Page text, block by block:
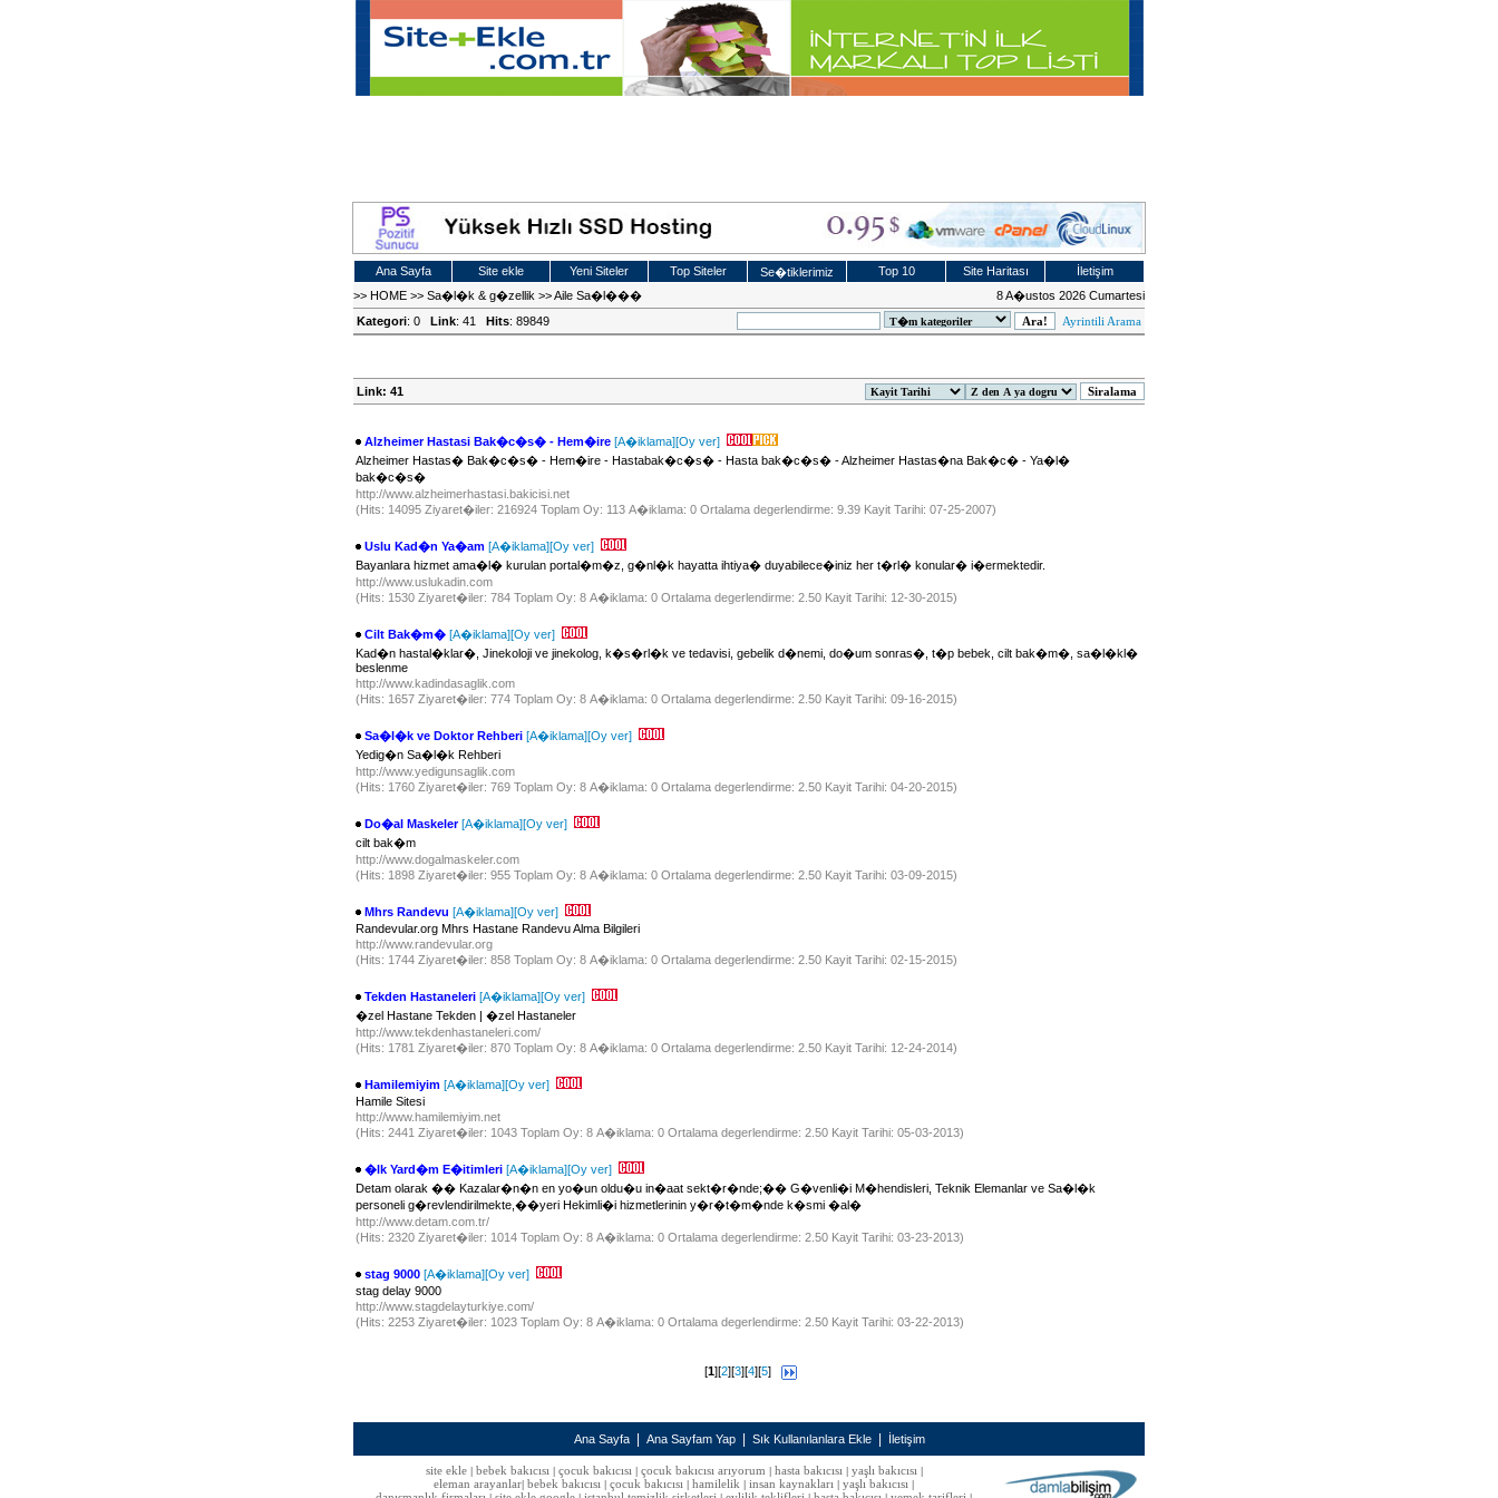
Ana Sayfa Site ekle Yeni Siteler Top Siteler Se�tiklerimiz Top 10 Site Haritası
İletişim
>> HOME >> Sa�l�k & g�zellik >>Aile Sa�l���
8 A�ustos 2026 Cumartesi
Kategori: 0 Link: 41 Hits: 89849 Ayrintili Arama
Link: 41
Alzheimer Hastasi Bak�c�s� - Hem�ire [A�iklama][Oy ver]
Alzheimer Hastas� Bak�c�s� - Hem�ire - Hastabak�c�s� - Hasta bak�c�s� - Alzheimer Hastas�na Bak�c� - Ya�l�
bak�c�s�
http://www.alzheimerhastasi.bakicisi.net
(Hits: 14095 Ziyaret�iler: 216924 Toplam Oy: 113 A�iklama: 0 Ortalama degerlendirme: 9.39 Kayit Tarihi: 07-25-2007)
Uslu Kad�n Ya�am [A�iklama][Oy ver]
Bayanlara hizmet ama�l� kurulan portal�m�z, g�nl�k hayatta ihtiya� duyabilece�iniz her t�rl� konular� i�ermektedir.
http://www.uslukadin.com
(Hits: 1530 Ziyaret�iler: 784 Toplam Oy: 8 A�iklama: 0 Ortalama degerlendirme: 2.50 Kayit Tarihi: 12-30-2015)
Cilt Bak�m� [A�iklama][Oy ver]
Kad�n hastal�klar�, Jinekoloji ve jinekolog, k�s�rl�k ve tedavisi, gebelik d�nemi, do�um sonras�, t�p bebek, cilt bak�m�, sa�l�kl�
beslenme
http://www.kadindasaglik.com
(Hits: 1657 Ziyaret�iler: 774 Toplam Oy: 8 A�iklama: 0 Ortalama degerlendirme: 2.50 Kayit Tarihi: 09-16-2015)
Sa�l�k ve Doktor Rehberi [A�iklama][Oy ver]
Yedig�n Sa�l�k Rehberi
http://www.yedigunsaglik.com
(Hits: 1760 Ziyaret�iler: 769 Toplam Oy: 8 A�iklama: 0 Ortalama degerlendirme: 2.50 Kayit Tarihi: 04-20-2015)
Do�al Maskeler [A�iklama][Oy ver]
cilt bak�m
http://www.dogalmaskeler.com
(Hits: 1898 Ziyaret�iler: 955 Toplam Oy: 8 A�iklama: 0 Ortalama degerlendirme: 2.50 Kayit Tarihi: 03-09-2015)
Mhrs Randevu [A�iklama][Oy ver]
Randevular.org Mhrs Hastane Randevu Alma Bilgileri
http://www.randevular.org
(Hits: 1744 Ziyaret�iler: 858 Toplam Oy: 8 A�iklama: 0 Ortalama degerlendirme: 2.50 Kayit Tarihi: 02-15-2015)
Tekden Hastaneleri [A�iklama][Oy ver]
�zel Hastane Tekden | �zel Hastaneler
http://www.tekdenhastaneleri.com/
(Hits: 1781 Ziyaret�iler: 870 Toplam Oy: 8 A�iklama: 0 Ortalama degerlendirme: 2.50 Kayit Tarihi: 12-24-2014)
Hamilemiyim [A�iklama][Oy ver]
Hamile Sitesi
http://www.hamilemiyim.net
(Hits: 2441 Ziyaret�iler: 1043 Toplam Oy: 8 A�iklama: 0 Ortalama degerlendirme: 2.50 Kayit Tarihi: 05-03-2013)
�lk Yard�m E�itimleri [A�iklama][Oy ver]
Detam olarak �� Kazalar�n�n en yo�un oldu�u in�aat sekt�r�nde;�� G�venli�i M�hendisleri, Teknik Elemanlar ve Sa�l�k
personeli g�revlendirilmekte,��yeri Hekimli�i hizmetlerinin y�r�t�m�nde k�smi �al�
http://www.detam.com.tr/
(Hits: 2320 Ziyaret�iler: 1014 Toplam Oy: 8 A�iklama: 0 Ortalama degerlendirme: 2.50 Kayit Tarihi: 03-23-2013)
stag 9000 [A�iklama][Oy ver]
stag delay 9000
http://www.stagdelayturkiye.com/
(Hits: 2253 Ziyaret�iler: 1023 Toplam Oy: 8 A�iklama: 0 Ortalama degerlendirme: 2.50 Kayit Tarihi: 03-22-2013)
[1][2][3][4][5]
Ana Sayfa Ana Sayfam Yap Sık Kullanılanlara Ekle İletişim
site ekle| bebek bakıcısı| çocuk bakıcısı| çocuk bakıcısı arıyorum hasta bakıcısı| yaşlı bakıcısı|
eleman arayanlar bebek bakıcısı çocuk bakıcısı hamilelik insan kaynakları yaşlı bakıcısı